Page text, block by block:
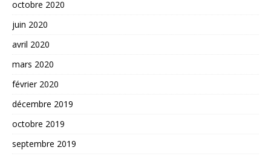
octobre 2020
juin 2020
avril 2020
mars 2020
février 2020
décembre 2019
octobre 2019
septembre 2019